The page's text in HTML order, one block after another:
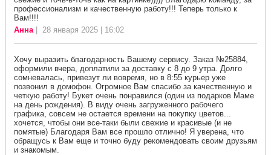
профессионализм и качественную работу!!! Теперь только к
Вам!!!!
Анна| 28 января 2025 | 16:02
Хочу выразить благодарность Вашему сервису. Заказ №25884,
оформили вчера, доплатили за доставку с 8 до 9 утра. Долго
сомневалась, привезут ли вовремя, но в 8:55 курьер уже
позвонил в домофон. Огромное Вам спасибо за качественную и
четкую работу! Букет очень понравился (один из подарков Маме
на день рождения). В виду очень загруженного рабочего
графика, совсем не остается времени на покупку цветов...
хочется, чтобы они все-таки были свежие и красивые (и не
помятые) Благодаря Вам все прошло отлично! Я уверена, что
обращусь к Вам еще и точно буду рекомендовать своим друзьям
и знакомым.